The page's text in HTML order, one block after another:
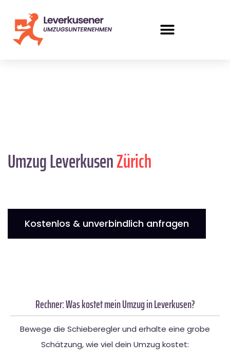
Umzug LeverkusenZürich
Kostenlos & unverbindlich anfragen
Rechner: Was kostet mein Umzug in Leverkusen?
Bewege die Schieberegler und erhalte eine grobe
Schätzung, wie viel dein Umzug kostet: